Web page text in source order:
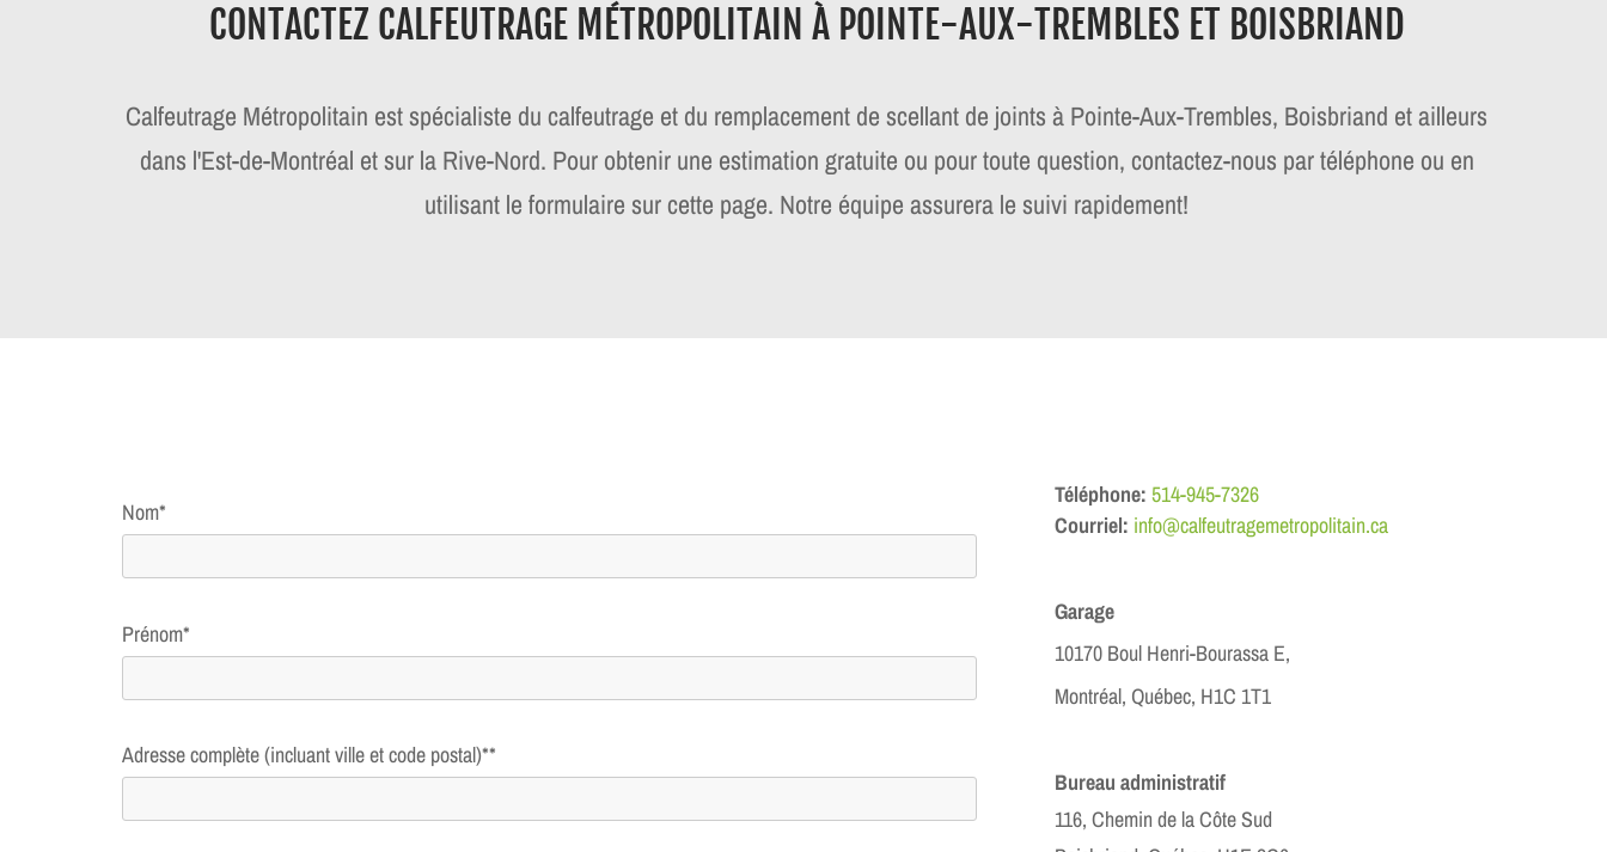
CONTACTEZ CALFEUTRAGE MÉTROPOLITAIN À POINTE-AUX-TREMBLES ET BOISBRIAND
Calfeutrage Métropolitain est spécialiste du calfeutrage et du remplacement de scellant de joints à Pointe-Aux-Trembles, Boisbriand et ailleurs
dans l'Est-de-Montréal et sur la Rive-Nord. Pour obtenir une estimation gratuite ou pour toute question, contactez-nous par téléphone ou en
utilisant le formulaire sur cette page. Notre équipe assurera le suivi rapidement!
Nom*
Prénom*
Adresse complète (incluant ville et code postal)**
Téléphone: 514-945-7326
Courriel: info@calfeutragemetropolitain.ca
Garage
10170 Boul Henri-Bourassa E,
Montréal, Québec, H1C 1T1
Bureau administratif
116, Chemin de la Côte Sud